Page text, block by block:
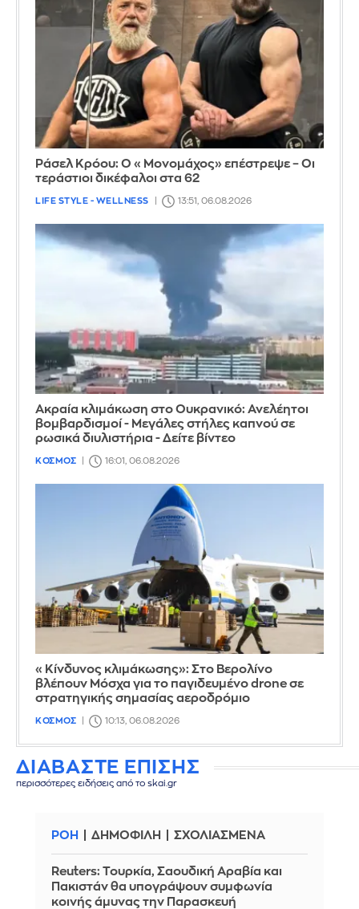
Ράσελ Κρόου: Ο «Μονομάχος» επέστρεψε – Οι
τεράστιοι δικέφαλοι στα 62
LIFE STYLE - WELLNESS 13:51, 06.08.2026
Ακραία κλιμάκωση στο Ουκρανικό: Ανελέητοι
βομβαρδισμοί - Μεγάλες στήλες καπνού σε
ρωσικά διυλιστήρια - Δείτε βίντεο
ΚΟΣΜΟΣ 16:01, 06.08.2026
«Κίνδυνος κλιμάκωσης»: Στο Βερολίνο
βλέπουν Μόσχα για το παγιδευμένο drone σε
στρατηγικής σημασίας αεροδρόμιο
ΚΟΣΜΟΣ 10:13, 06.08.2026
ΔΙΑΒΑΣΤΕ ΕΠΙΣΗΣ
περισσότερες ειδήσεις από το skai.gr
ΡΟΗ ΔΗΜΟΦΙΛΗ ΣΧΟΛΙΑΣΜΕΝΑ
Reuters: Τουρκία, Σαουδική Αραβία και
Πακιστάν θα υπογράψουν συμφωνία
κοινής άμυνας την Παρασκευή